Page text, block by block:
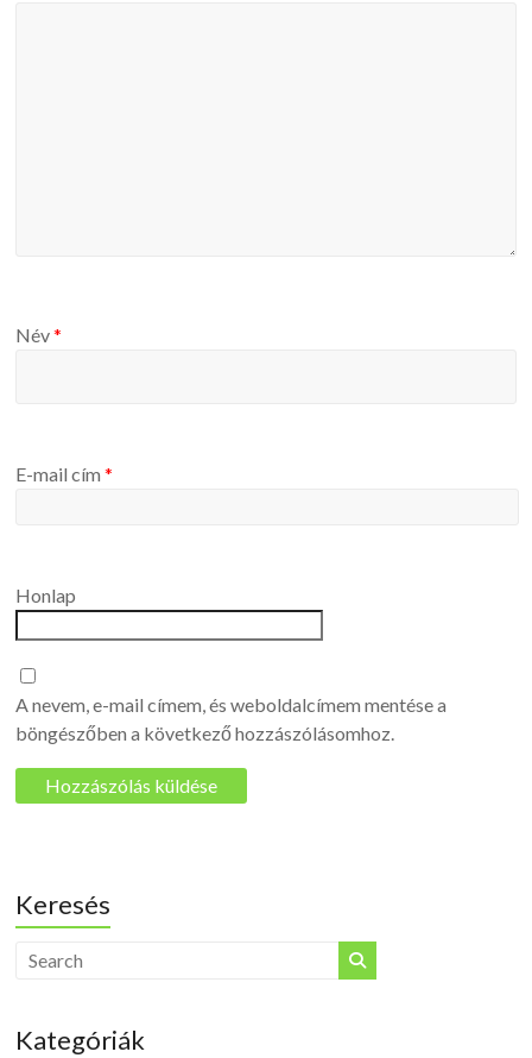
Név*
E-mail cím*
Honlap
A nevem, e-mail címem, és weboldalcímem mentése a
böngészőben a következő hozzászólásomhoz.
Keresés
Kategóriák